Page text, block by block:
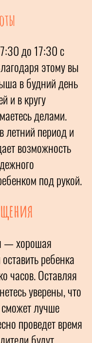
до 17:30 с
этому вы
в будний день
и в кругу
делами.
период и
возможность
под рукой.
— хорошая
ребенка
часов. Оставляя
уверены, что
лучше
проведет время